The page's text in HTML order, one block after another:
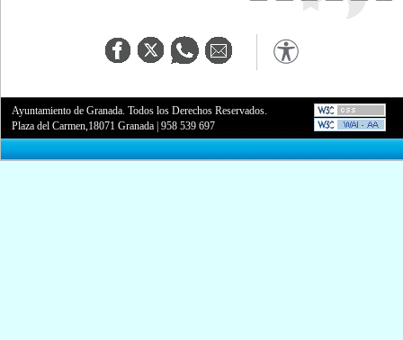
Ayuntamiento de Granada. Todos los Derechos Reservados.
Plaza del Carmen,18071 Granada |958 539 697